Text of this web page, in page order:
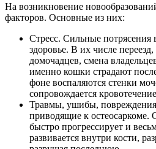
На возникновение
факторов. Основные из них:
Стресс. Сильные потрясения
здоровье. В их числе
домочадцев, смена
именно кошки страдают
фоне воспаляются стенки
сопровождается
Травмы, ушибы,
приводящие к остеосаркоме.
быстро прогрессирует и
развивается внутри кости,